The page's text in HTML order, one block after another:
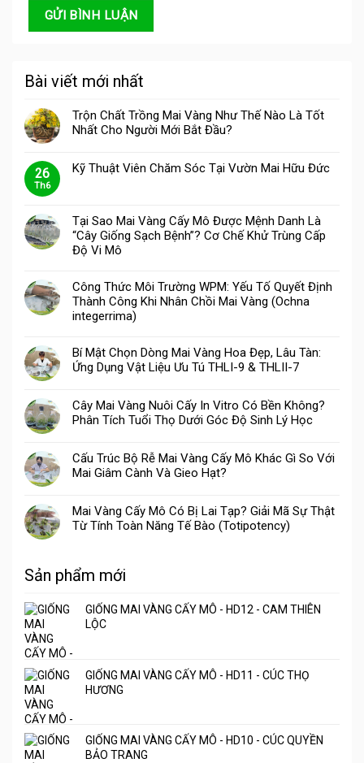
Bài viết mới nhất
Trộn Chất Trồng Mai Vàng Như Thế Nào Là Tốt
Nhất Cho Người Mới Bắt Đầu?
26
Th6
Kỹ Thuật Viên Chăm Sóc Tại Vườn Mai Hữu Đức
Tại Sao Mai Vàng Cấy Mô Được Mệnh Danh Là
“Cây Giống Sạch Bệnh”? Cơ Chế Khử Trùng Cấp
Độ Vi Mô
Công Thức Môi Trường WPM: Yếu Tố Quyết Định
Thành Công Khi Nhân Chồi Mai Vàng (Ochna
integerrima)
Bí Mật Chọn Dòng Mai Vàng Hoa Đẹp, Lâu Tàn:
Ứng Dụng Vật Liệu Ưu Tú THLI-9 & THLII-7
Cây Mai Vàng Nuôi Cấy In Vitro Có Bền Không?
Phân Tích Tuổi Thọ Dưới Góc Độ Sinh Lý Học
Cấu Trúc Bộ Rễ Mai Vàng Cấy Mô Khác Gì So Với
Mai Giâm Cành Và Gieo Hạt?
Mai Vàng Cấy Mô Có Bị Lai Tạp? Giải Mã Sự Thật
Từ Tính Toàn Năng Tế Bào (Totipotency)
Sản phẩm mới
GIỐNG MAI VÀNG CẤY MÔ - HD12 - CAM THIÊN
LỘC
GIỐNG MAI VÀNG CẤY MÔ - HD11 - CÚC THỌ
HƯƠNG
GIỐNG MAI VÀNG CẤY MÔ - HD10 - CÚC QUYỀN
BẢO TRANG